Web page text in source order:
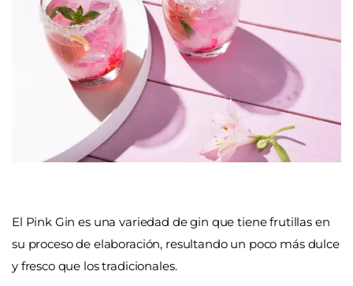
El Pink Gin es una variedad de gin que tiene frutillas en
su proceso de elaboración, resultando un poco más dulce
y fresco que los tradicionales.